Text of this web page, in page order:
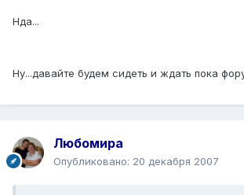
Нда...
Ну...давайте будем сидеть и ждать пока
Любомира
Опубликовано: 20 декабря 2007